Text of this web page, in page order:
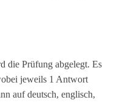
die Prüfung abgelegt. Es
jeweils 1 Antwort
auf deutsch, englisch,